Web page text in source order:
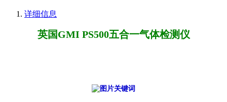
详细信息
英国GMI PS500五合一气体检测仪